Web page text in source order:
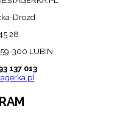
Drozd
28
300 LUBIN
137 013